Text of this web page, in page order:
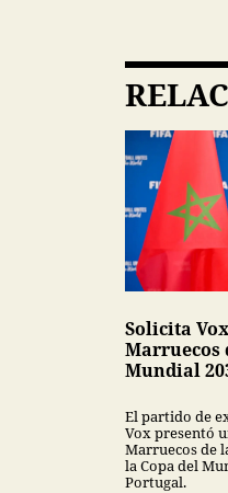
Solicita
Marruecos
Mundial
El partido de
Vox presentó
Marruecos de
la Copa del
Portugal.